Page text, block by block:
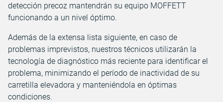
detección precoz mantendrán su equipo MOFFETT
funcionando a un nivel óptimo.
Además de la extensa lista siguiente, en caso de
problemas imprevistos, nuestros técnicos utilizarán la
tecnología de diagnóstico más reciente para identificar el
problema, minimizando el período de inactividad de su
carretilla elevadora y manteniéndola en óptimas
condiciones.